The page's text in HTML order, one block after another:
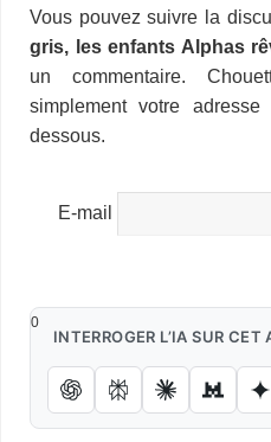
o
o
d
I
n
r
d
s
k
y
r
e
s
c
e
l
P
r
e
s
a
g
e
r
Vous pouvez suivre la
gris, les enfants Alphas
un commentaire.
simplement votre
dessous.
E-mail
0
INTERROGER L’IA SUR CET